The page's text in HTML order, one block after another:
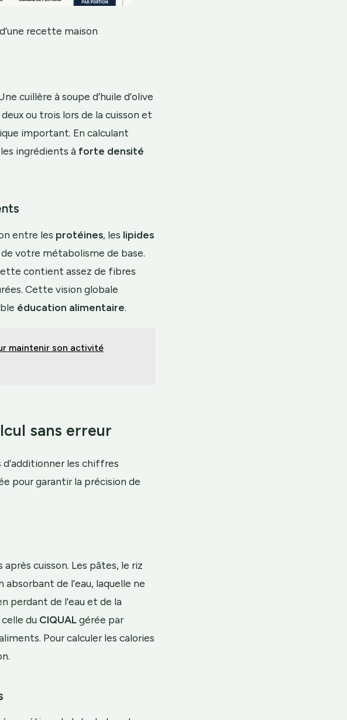
recette maison
cuillère à soupe d’huile d’olive
ou trois lors de la cuisson et
important. En calculant
ingrédients à forte densité
entre les protéines, les lipides
votre métabolisme de base.
contient assez de fibres
Cette vision globale
éducation alimentaire.
maintenir son activité
sans erreur
les chiffres
pour garantir la précision de
cuisson. Les pâtes, le riz
de l’eau, laquelle ne
perdant de l’eau et de la
du CIQUALgérée par
Pour calculer les calories